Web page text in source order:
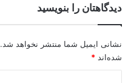
دیدگاهتان را بنویسید
نشانی ایمیل شما منتشر نخواهد شد.
شده‌اند *